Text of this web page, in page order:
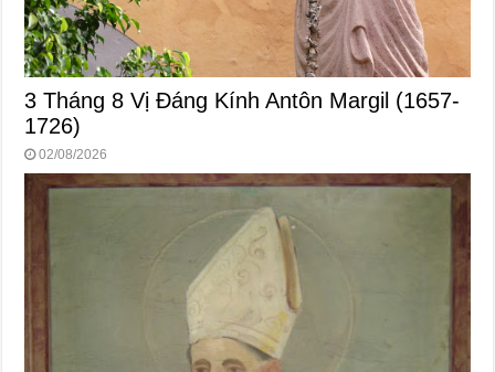
3 Tháng 8 Vị Ðáng Kính Antôn Margil (1657-
1726)
02/08/2026